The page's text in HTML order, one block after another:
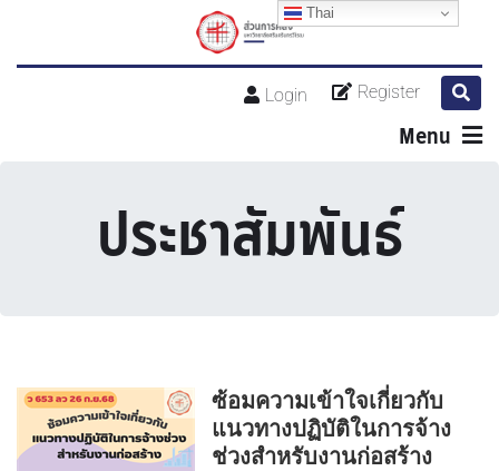
Register
Login
Menu
ประชาสัมพันธ์
ซ้อมความเข้าใจเกี่ยวกับ
แนวทางปฏิบัติในการจ้าง
ช่วงสำหรับงานก่อสร้าง
Thai